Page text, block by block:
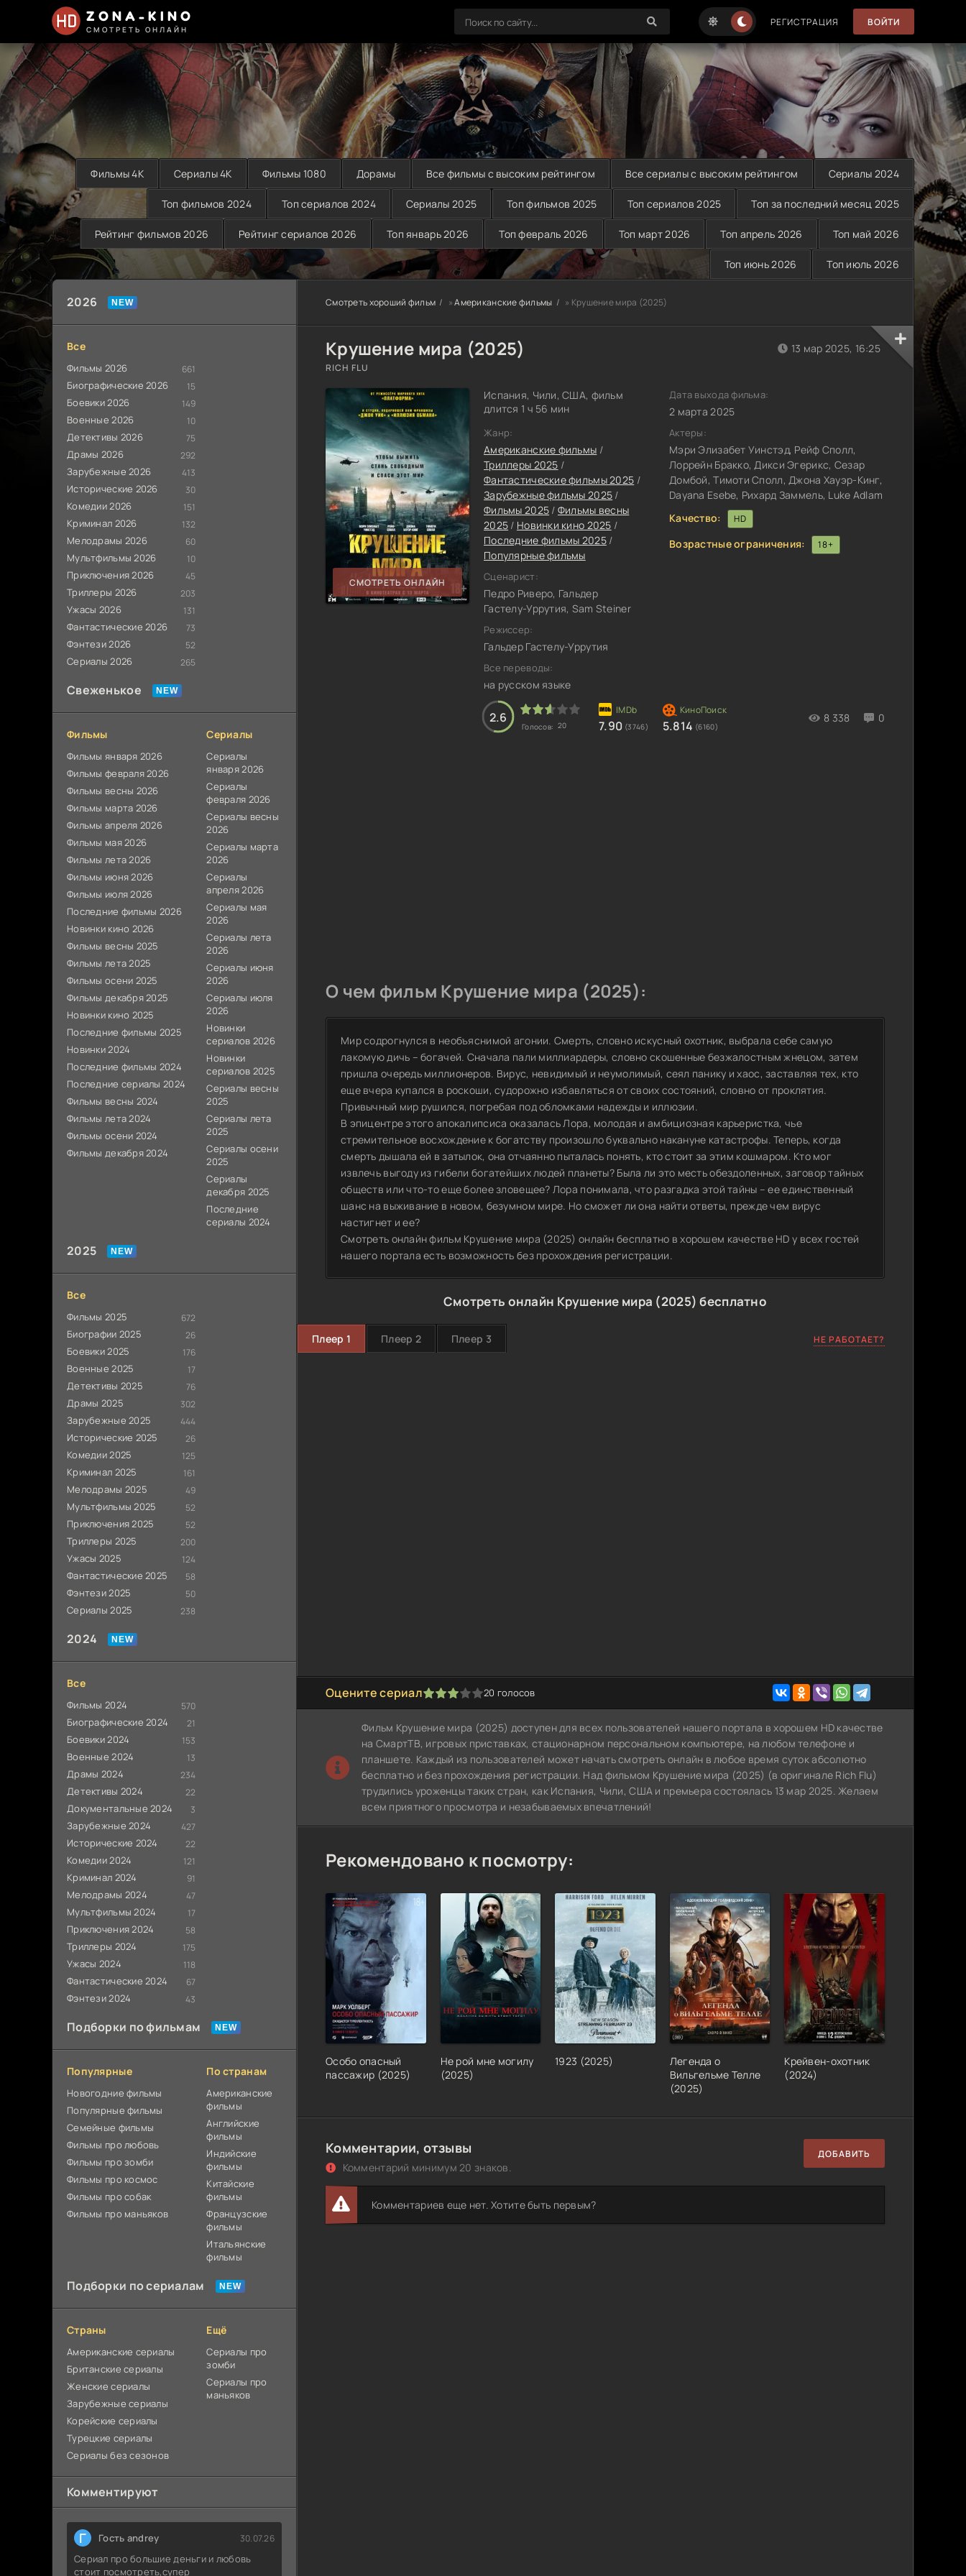
ZONA-KINO
СМОТРЕТЬ ОНЛАЙН
РЕГИСТРАЦИЯ ВОЙТИ
Фильмы 4K Сериалы 4K Фильмы 1080 Дорамы Все фильмы с высоким рейтингом Все сериалы с высоким рейтингом Сериалы 2024
Топ фильмов 2024 Топ сериалов 2024 Сериалы 2025 Топ фильмов 2025 Топ сериалов 2025 Топ за последний месяц 2025
Рейтинг фильмов 2026 Рейтинг сериалов 2026 Топ январь 2026 Топ февраль 2026 Топ март 2026 Топ апрель 2026 Топ май 2026
Топ июнь 2026 Топ июль 2026
2026
Все
Фильмы 2026 661
Биографические 2026 15
Боевики 2026 149
Военные 2026 10
Детективы 2026 75
Драмы 2026 292
Зарубежные 2026 413
Исторические 2026 30
Комедии 2026 151
Криминал 2026 132
Мелодрамы 2026 60
Мультфильмы 2026 10
Приключения 2026 45
Триллеры 2026 203
Ужасы 2026 131
Фантастические 2026 73
Фэнтези 2026 52
Сериалы 2026 265
Свеженькое
Фильмы
Фильмы января 2026
Фильмы февраля 2026
Фильмы весны 2026
Фильмы марта 2026
Фильмы апреля 2026
Фильмы мая 2026
Фильмы лета 2026
Фильмы июня 2026
Фильмы июля 2026
Последние фильмы 2026
Новинки кино 2026
Фильмы весны 2025
Фильмы лета 2025
Фильмы осени 2025
Фильмы декабря 2025
Новинки кино 2025
Последние фильмы 2025
Новинки 2024
Последние фильмы 2024
Последние сериалы 2024
Фильмы весны 2024
Фильмы лета 2024
Фильмы осени 2024
Фильмы декабря 2024
Сериалы
Сериалы
января 2026
Сериалы
февраля 2026
Сериалы весны
2026
Сериалы марта
2026
Сериалы
апреля 2026
Сериалы мая
2026
Сериалы лета
2026
Сериалы июня
2026
Сериалы июля
2026
Новинки
сериалов 2026
Новинки
сериалов 2025
Сериалы весны
2025
Сериалы лета
2025
Сериалы осени
2025
Сериалы
декабря 2025
Последние
сериалы 2024
2025
Все
Фильмы 2025 672
Биографии 2025 26
Боевики 2025 176
Военные 2025 17
Детективы 2025 76
Драмы 2025 302
Зарубежные 2025 444
Исторические 2025 26
Комедии 2025 125
Криминал 2025 161
Мелодрамы 2025 49
Мультфильмы 2025 52
Приключения 2025 52
Триллеры 2025 200
Ужасы 2025 124
Фантастические 2025 58
Фэнтези 2025 50
Сериалы 2025 238
2024
Все
Фильмы 2024 570
Биографические 2024 21
Боевики 2024 153
Военные 2024 13
Драмы 2024 234
Детективы 2024 22
Документальные 2024 3
Зарубежные 2024 427
Исторические 2024 22
Комедии 2024 121
Криминал 2024 91
Мелодрамы 2024 47
Мультфильмы 2024 17
Приключения 2024 58
Триллеры 2024 175
Ужасы 2024 118
Фантастические 2024 67
Фэнтези 2024 43
Подборки по фильмам
Популярные
Новогодние фильмы
Популярные фильмы
Cемейные фильмы
Фильмы про любовь
Фильмы про зомби
Фильмы про космос
Фильмы про собак
Фильмы про маньяков
По странам
Американские
фильмы
Английские
фильмы
Индийские
фильмы
Китайские
фильмы
Французские
фильмы
Итальянские
фильмы
Подборки по сериалам
Страны
Американские сериалы
Британские сериалы
Женские сериалы
Зарубежные сериалы
Корейские сериалы
Турецкие сериалы
Сериалы без сезонов
Ещё
Сериалы про
зомби
Сериалы про
маньяков
Комментируют
Г Гость andrey 30.07.26
Сериал про большие деньги и любовь
стоит посмотреть,супер
Смотреть хороший фильм »Американские фильмы » Крушение мира (2025)
Крушение мира (2025)
RICH FLU
СМОТРЕТЬ ОНЛАЙН
Испания, Чили, США, фильм
длится 1 ч 56 мин
Жанр:
Американские фильмы /
Триллеры 2025 /
Фантастические фильмы 2025 /
Зарубежные фильмы 2025 /
Фильмы 2025 / Фильмы весны
2025 / Новинки кино 2025 /
Последние фильмы 2025/
Популярные фильмы
Сценарист:
Педро Риверо, Гальдер
Гастелу-Уррутия, Sam Steiner
Режиссер:
Гальдер Гастелу-Уррутия
Все переводы:
на русском языке
2.6
Голосов: 20 7.90 (3746) 5.814 (6160)
8 338 0
13 мар 2025, 16:25
Дата выхода фильма:
2 марта 2025
Актеры:
Мэри Элизабет Уинстэд, Рейф Сполл,
Лоррейн Бракко, Дикси Эгерикс, Сезар
Домбой, Тимоти Сполл, Джона Хауэр-Кинг,
Dayana Esebe, Рихард Заммель, Luke Adlam
Качество:
HD
Возрастные ограничения: 18+
О чем фильм Крушение мира (2025):
Мир содрогнулся в необъяснимой агонии. Смерть, словно искусный охотник, выбрала себе самую
лакомую дичь – богачей. Сначала пали миллиардеры, словно скошенные безжалостным жнецом, затем
пришла очередь миллионеров. Вирус, невидимый и неумолимый, сеял панику и хаос, заставляя тех, кто
еще вчера купался в роскоши, судорожно избавляться от своих состояний, словно от проклятия.
Привычный мир рушился, погребая под обломками надежды и иллюзии.
В эпицентре этого апокалипсиса оказалась Лора, молодая и амбициозная карьеристка, чье
стремительное восхождение к богатству произошло буквально накануне катастрофы. Теперь, когда
смерть дышала ей в затылок, она отчаянно пыталась понять, кто стоит за этим кошмаром. Кто мог
извлечь выгоду из гибели богатейших людей планеты? Была ли это месть обездоленных, заговор тайных
обществ или что-то еще более зловещее? Лора понимала, что разгадка этой тайны – ее единственный
шанс на выживание в новом, безумном мире. Но сможет ли она найти ответы, прежде чем вирус
настигнет и ее?
Смотреть онлайн фильм Крушение мира (2025) онлайн бесплатно в хорошем качестве HD у всех гостей
нашего портала есть возможность без прохождения регистрации.
Смотреть онлайн Крушение мира (2025) бесплатно
Плеер 1 Плеер 2 Плеер 3 НЕ РАБОТАЕТ?
Оцените сериал
1 2 3 4 5 20 голосов
Фильм Крушение мира (2025) доступен для всех пользователей нашего портала в хорошем HD качестве
на СмартТВ, игровых приставках, стационарном персональном компьютере, на любом телефоне и
планшете. Каждый из пользователей может начать смотреть онлайн в любое время суток абсолютно
бесплатно и без прохождения регистрации. Над фильмом Крушение мира (2025) (в оригинале Rich Flu)
трудились уроженцы таких стран, как Испания, Чили, США и премьера состоялась 13 мар 2025. Желаем
всем приятного просмотра и незабываемых впечатлений!
Рекомендовано к посмотру:
Особо опасный
пассажир (2025)
Не рой мне могилу
(2025)
1923 (2025)
Легенда о
Вильгельме Телле
(2025)
Крейвен-охотник
(2024)
Комментарии, отзывы
Комментарий минимум 20 знаков.
ДОБАВИТЬ
Комментариев еще нет. Хотите быть первым?